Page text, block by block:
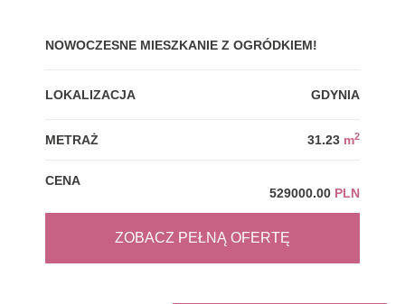
NOWOCZESNE MIESZKANIE Z OGRÓDKIEM!
LOKALIZACJA GDYNIA
METRAŻ 31.23 m2
CENA
529000.00 PLN
ZOBACZ PEŁNĄ OFERTĘ